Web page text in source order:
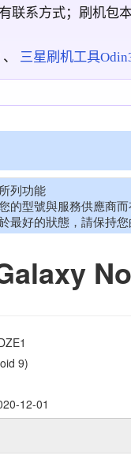
联系方式；刷机包
、 三星刷机工具